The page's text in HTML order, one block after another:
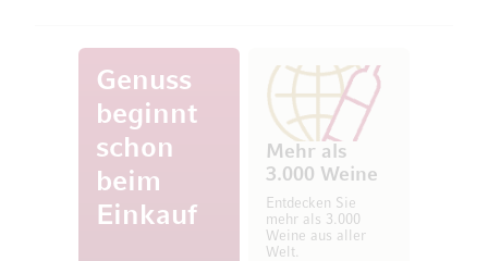
Genuss
beginnt
schon
beim
Einkauf
Mehr als
3.000 Weine
Entdecken Sie
mehr als 3.000
Weine aus aller
Welt.